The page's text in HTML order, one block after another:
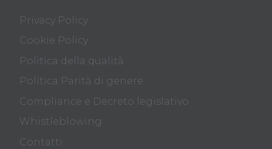
Privacy Policy
Cookie Policy
Politica della qualità
Politica Parità di genere
Compliance e Decreto legislativo
Whistleblowing
Contatti